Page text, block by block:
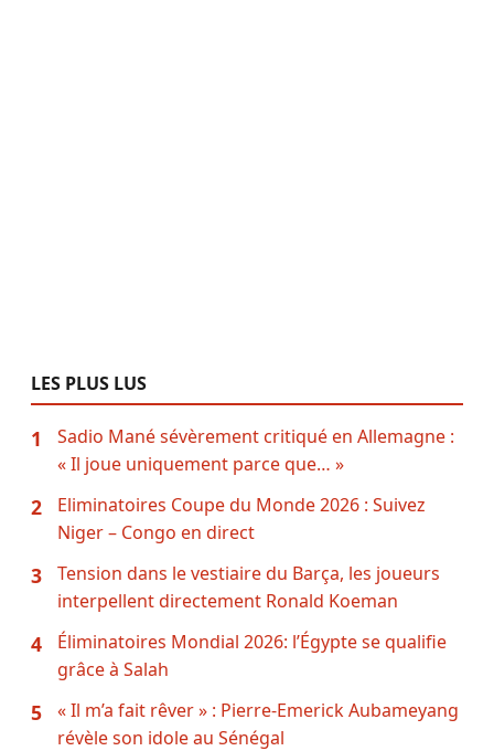
LES PLUS LUS
1
Sadio Mané sévèrement critiqué en Allemagne :
« Il joue uniquement parce que… »
2
Eliminatoires Coupe du Monde 2026 : Suivez
Niger – Congo en direct
3
Tension dans le vestiaire du Barça, les joueurs
interpellent directement Ronald Koeman
4
Éliminatoires Mondial 2026: l’Égypte se qualifie
grâce à Salah
5
« Il m’a fait rêver » : Pierre-Emerick Aubameyang
révèle son idole au Sénégal